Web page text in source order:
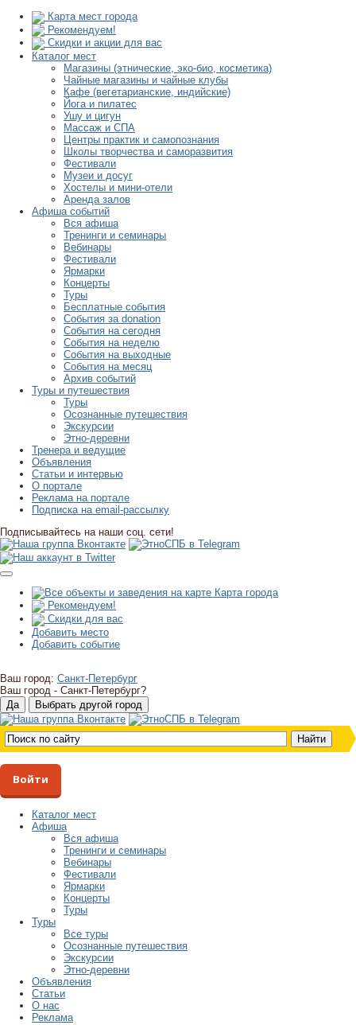
Карта мест города
Рекомендуем!
Скидки и акции для вас
Каталог мест
Магазины (этнические, эко-био, косметика)
Чайные магазины и чайные клубы
Кафе (вегетарианские, индийские)
Йога и пилатес
Ушу и цигун
Массаж и СПА
Центры практик и самопознания
Школы творчества и саморазвития
Фестивали
Музеи и досуг
Хостелы и мини-отели
Аренда залов
Афиша событий
Вся афиша
Тренинги и семинары
Вебинары
Фестивали
Ярмарки
Концерты
Туры
Бесплатные события
События за donation
События на сегодня
События на неделю
События на выходные
События на месяц
Архив событий
Туры и путешествия
Туры
Осознанные путешествия
Экскурсии
Этно-деревни
Тренера и ведущие
Объявления
Статьи и интервью
О портале
Реклама на портале
Подписка на email-рассылку
Подписывайтесь на наши соц. сети!
Карта города
Рекомендуем!
Скидки для вас
Добавить место
Добавить событие
Ваш город: Санкт-Петербург
Ваш город - Санкт-Петербург?
Войти
Каталог мест
Афиша
Вся афиша
Тренинги и семинары
Вебинары
Фестивали
Ярмарки
Концерты
Туры
Туры
Все туры
Осознанные путешествия
Экскурсии
Этно-деревни
Объявления
Статьи
О нас
Реклама